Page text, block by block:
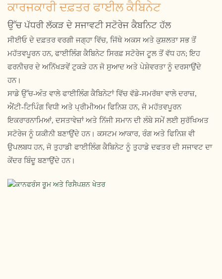
ਕਾਰਜਕਾਰੀ ਦਫ਼ਤਰ ਫਾਈਲ ਕੈਬਿਨੇਟ
ਉੱਚ ਪੱਧਰੀ ਲੱਕੜ ਦੇ ਸਜਾਵਟੀ ਸਟੋਰੇਜ ਕੈਬਨਿਟ ਹੱਲ
ਸੀਈਓ ਦੇ ਦਫ਼ਤਰ ਵਰਗੀ ਜਗ੍ਹਾ ਵਿੱਚ, ਜਿੱਥੇ ਅਕਸ ਅਤੇ ਕੁਸ਼ਲਤਾ ਸਭ ਤੋਂ
ਮਹੱਤਵਪੂਰਨ ਹਨ, ਫਾਈਲਿੰਗ ਕੈਬਿਨੇਟ ਸਿਰਫ਼ ਸਟੋਰੇਜ ਟੂਲ ਤੋਂ ਵੱਧ ਹਨ; ਇਹ
ਫਰਨੀਚਰ ਦੇ ਅਨਿੱਖੜਵੇਂ ਟੁਕੜੇ ਹਨ ਜੋ ਸੁਆਦ ਅਤੇ ਪੇਸ਼ੇਵਰਤਾ ਨੂੰ ਦਰਸਾਉਂਦੇ
ਹਨ।
ਸਾਡੇ ਉੱਚ-ਅੰਤ ਵਾਲੇ ਫਾਈਲਿੰਗ ਕੈਬਿਨੇਟਾਂ ਵਿੱਚ ਵੱਡੇ-ਸਮਰੱਥਾ ਵਾਲੇ ਦਰਾਜ਼,
ਐਂਟੀ-ਟਿਪਿੰਗ ਵਿਧੀ ਅਤੇ ਪ੍ਰੀਮੀਅਮ ਫਿਨਿਸ਼ ਹਨ, ਜੋ ਮਹੱਤਵਪੂਰਨ
ਇਕਰਾਰਨਾਮਿਆਂ, ਦਸਤਾਵੇਜ਼ਾਂ ਅਤੇ ਨਿੱਜੀ ਸਮਾਨ ਦੀ ਲੰਬੇ ਸਮੇਂ ਲਈ ਸੁਰੱਖਿਅਤ
ਸਟੋਰੇਜ ਨੂੰ ਯਕੀਨੀ ਬਣਾਉਂਦੇ ਹਨ। ਕਸਟਮ ਆਕਾਰ, ਰੰਗ ਅਤੇ ਫਿਨਿਸ਼ ਵੀ
ਉਪਲਬਧ ਹਨ, ਜੋ ਤੁਹਾਡੀ ਫਾਈਲਿੰਗ ਕੈਬਿਨੇਟ ਨੂੰ ਤੁਹਾਡੇ ਦਫਤਰ ਦੀ ਸਜਾਵਟ ਦਾ
ਕੇਂਦਰ ਬਿੰਦੂ ਬਣਾਉਂਦੇ ਹਨ।